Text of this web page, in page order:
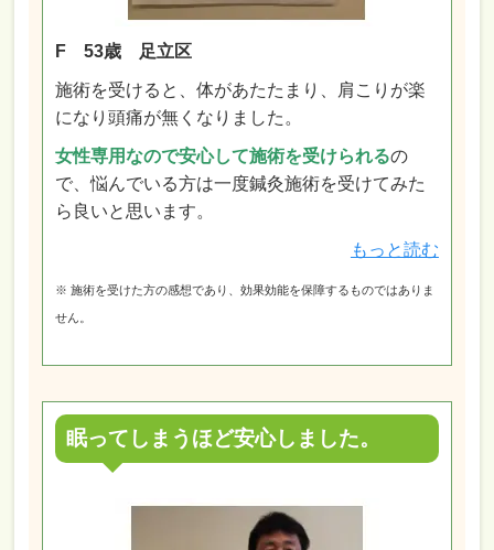
F 53歳 足立区
施術を受けると、体があたたまり、肩こりが楽
になり頭痛が無くなりました。
女性専用なので安心して施術を受けられるの
で、悩んでいる方は一度鍼灸施術を受けてみた
ら良いと思います。
もっと読む
※ 施術を受けた方の感想であり、効果効能を保障するものではありま
せん。
眠ってしまうほど安心しました。